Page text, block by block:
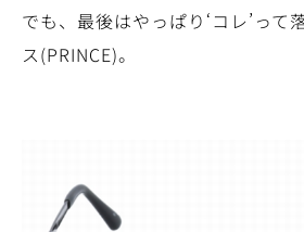
でも、最後はやっぱり‘コレ’って
ス(PRINCE)。